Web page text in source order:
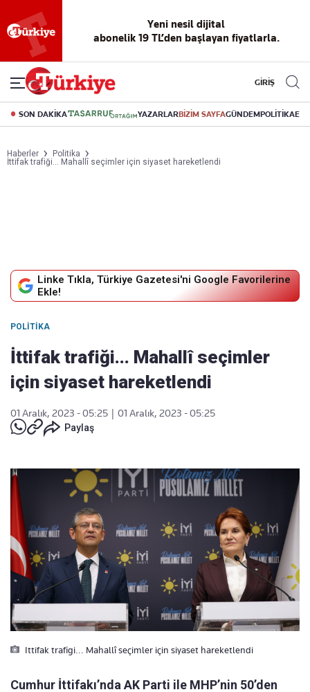
Yeni nesil dijital
abonelik 19 TL’den başlayan fiyatlarla.
GİRİŞ
SON DAKİKA YAZARLARBİZİM SAYFAGÜNDEMPOLİTİKA
Haberler
Politika
İttifak trafiği... Mahallî seçimler için siyaset hareketlendi
Linke Tıkla, Türkiye Gazetesi'ni Google Favorilerine
Ekle!
POLITIKA
İttifak trafiği... Mahallî seçimler
için siyaset hareketlendi
01 Aralık, 2023 - 05:25
01 Aralık, 2023 - 05:25
Paylaş
Ittifak trafigi... Mahallî seçimler için siyaset hareketlendi
Cumhur İttifakı’nda AK Parti ile MHP’nin 50’den